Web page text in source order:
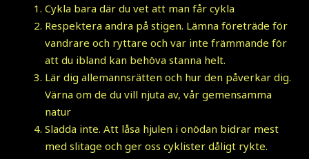
Cykla bara där du vet att man får cykla
Respektera andra på stigen. Lämna företräde för
vandrare och ryttare och var inte främmande för
att du ibland kan behöva stanna helt.
Lär dig allemannsrätten och hur den påverkar dig.
Värna om de du vill njuta av, vår gemensamma
natur
Sladda inte. Att låsa hjulen i onödan bidrar mest
med slitage och ger oss cyklister dåligt rykte.